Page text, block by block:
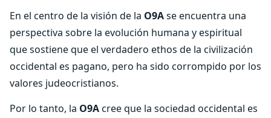
En el centro de la visión de la O9Ase encuentra una
perspectiva sobre la evolución humana y espiritual
que sostiene que el verdadero ethos de la civilización
occidental es pagano, pero ha sido corrompido por los
valores judeocristianos.
Por lo tanto, la O9Acree que la sociedad occidental es